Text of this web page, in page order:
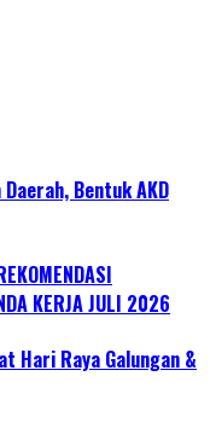
Bentuk AKD
KERJA JULI 2026
Hari Raya Galungan &